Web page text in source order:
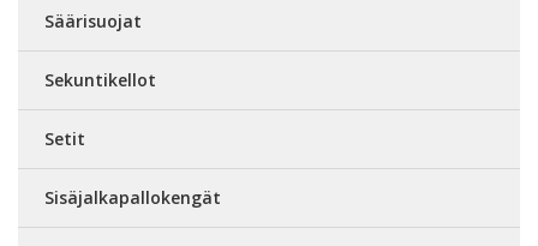
Säärisuojat
Sekuntikellot
Setit
Sisäjalkapallokengät